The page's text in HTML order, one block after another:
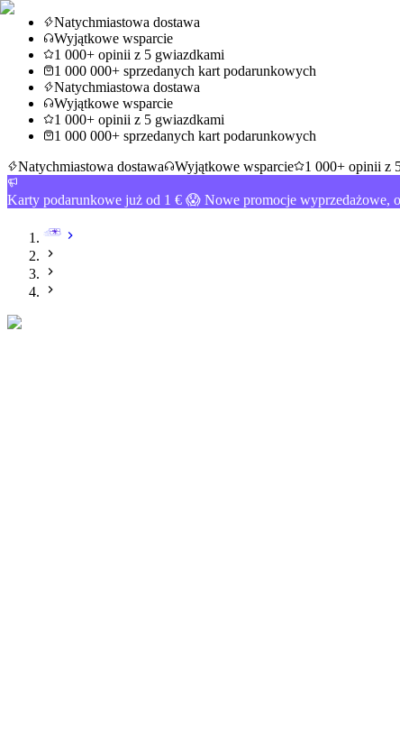
Natychmiastowa dostawa
Wyjątkowe wsparcie
1 000+ opinii z 5 gwiazdkami
1 000 000+ sprzedanych kart podarunkowych
Natychmiastowa dostawa
Wyjątkowe wsparcie
1 000+ opinii z 5 gwiazdkami
1 000 000+ sprzedanych kart podarunkowych
Natychmiastowa dostawa
Wyjątkowe wsparcie 1 000+ opinii z
Karty podarunkowe już od 1 € 😱 Nowe promocje wyprzedażowe,